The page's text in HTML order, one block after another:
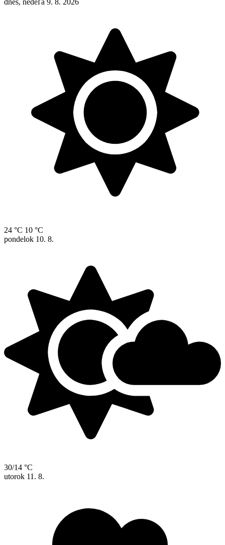
24 °C 10 °C
pondelok 10. 8.
30/14 °C
utorok 11. 8.